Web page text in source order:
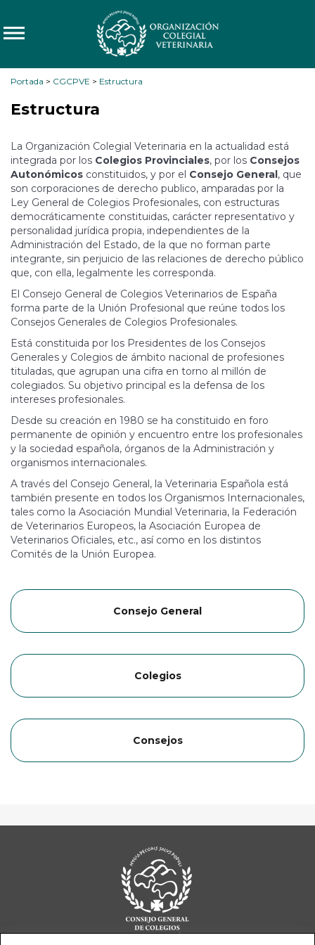
Portada > CGCPVE > Estructura
Estructura
La Organización Colegial Veterinaria en la actualidad está
integrada por los Colegios Provinciales, por los Consejos
Autonómicos constituidos, y por el Consejo General, que
son corporaciones de derecho publico, amparadas por la
Ley General de Colegios Profesionales, con estructuras
democráticamente constituidas, carácter representativo y
personalidad jurídica propia, independientes de la
Administración del Estado, de la que no forman parte
integrante, sin perjuicio de las relaciones de derecho público
que, con ella, legalmente les corresponda.
El Consejo General de Colegios Veterinarios de España
forma parte de la Unión Profesional que reúne todos los
Consejos Generales de Colegios Profesionales.
Está constituida por los Presidentes de los Consejos
Generales y Colegios de ámbito nacional de profesiones
tituladas, que agrupan una cifra en torno al millón de
colegiados. Su objetivo principal es la defensa de los
intereses profesionales.
Desde su creación en 1980 se ha constituido en foro
permanente de opinión y encuentro entre los profesionales
y la sociedad española, órganos de la Administración y
organismos internacionales.
A través del Consejo General, la Veterinaria Española está
también presente en todos los Organismos Internacionales,
tales como la Asociación Mundial Veterinaria, la Federación
de Veterinarios Europeos, la Asociación Europea de
Veterinarios Oficiales, etc., así como en los distintos
Comités de la Unión Europea.
Consejo General
Colegios
Consejos